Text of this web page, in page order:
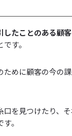
したことのある顧
す。
ために顧客の今の
口を見つけたり、
。